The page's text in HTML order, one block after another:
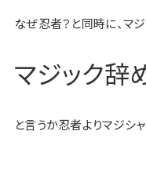
なぜ忍者？と同時に、マ
マジック辞
と言うか忍者よりマジシ